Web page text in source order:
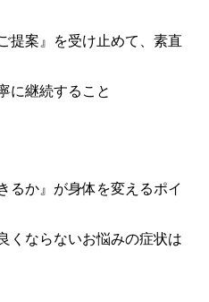
提案』を受け止めて、素直
に継続すること
るか』が身体を変えるポイ
くならないお悩みの症状は